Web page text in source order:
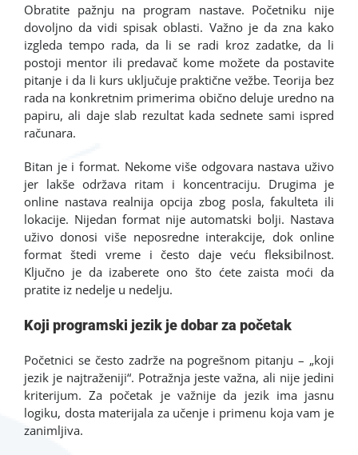
Obratite pažnju na program nastave. Početniku nije
dovoljno da vidi spisak oblasti. Važno je da zna kako
izgleda tempo rada, da li se radi kroz zadatke, da li
postoji mentor ili predavač kome možete da postavite
pitanje i da li kurs uključuje praktične vežbe. Teorija bez
rada na konkretnim primerima obično deluje uredno na
papiru, ali daje slab rezultat kada sednete sami ispred
računara.
Bitan je i format. Nekome više odgovara nastava uživo
jer lakše održava ritam i koncentraciju. Drugima je
online nastava realnija opcija zbog posla, fakulteta ili
lokacije. Nijedan format nije automatski bolji. Nastava
uživo donosi više neposredne interakcije, dok online
format štedi vreme i često daje veću fleksibilnost.
Ključno je da izaberete ono što ćete zaista moći da
pratite iz nedelje u nedelju.
Koji programski jezik je dobar za početak
Početnici se često zadrže na pogrešnom pitanju – „koji
jezik je najtraženiji“. Potražnja jeste važna, ali nije jedini
kriterijum. Za početak je važnije da jezik ima jasnu
logiku, dosta materijala za učenje i primenu koja vam je
zanimljiva.